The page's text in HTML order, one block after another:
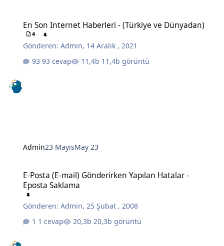
En Son Internet Haberleri - (Türkiye ve Dünyadan)
4
Gönderen:Admin, 14 Aralık , 2021
93 cevap
11,4b görüntü
Admin23 MayısMay 23
E-Posta (E-mail) Gönderirken Yapılan Hatalar -
Eposta Saklama
Gönderen:Admin, 25 Şubat , 2008
1 cevap
20,3b görüntü